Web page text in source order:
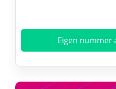
Eigen nummer